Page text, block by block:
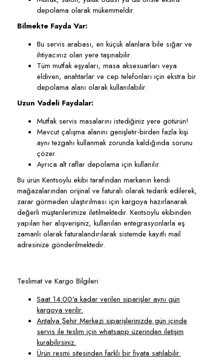
depolama olarak mükemmeldir.
Bilmekte Fayda Var:
Bu servis arabası, en küçük alanlara bile sığar ve
ihtiyacınız olan yere taşınabilir.
Tüm mutfak eşyaları, masa aksesuarları veya
eldiven, anahtarlar ve cep telefonları için ekstra bir
depolama alanı olarak kullanılabilir.
Uzun Vadeli Faydalar:
Mutfak servis masalarını istediğiniz yere götürün!
Mevcut çalışma alanını genişletir-birden fazla kişi
aynı tezgahı kullanmak zorunda kaldığında sorunu
çözer.
Ayrıca alt raflar depolama için kullanılır.
Bu ürün Kentsoylu ekibi tarafından markanın kendi
mağazalarından orijinal ve faturalı olarak tedarik edilerek,
zarar görmeden ulaştırılması için kargoya hazırlanarak
değerli müşterilerimize iletilmektedir. Kentsoylu ekibinden
yapılan her alışverişiniz, kullanılan entegrasyonlarla eş
zamanlı olarak faturalandırılarak sistemde kayıtlı mail
adresinize gönderilmektedir.
Teslimat ve Kargo Bilgileri
Saat 14:00'a kadar verilen siparişler aynı gün
kargoya verilir.
Antalya Şehir Merkezi siparişlerinizde gün içinde
servis ile teslim için whatsapp üzerinden iletişim
kurabilirsiniz.
Ürün resmi sitesinden farklı bir fiyata satılabilir.